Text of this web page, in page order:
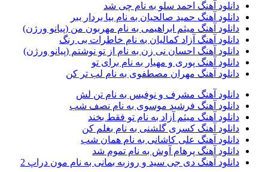
آرش AP و مسیح
29
آرش آج1
آرش آرام1
آرش ای پی2
آرش تشکری1
آرش جلالی و آقا فرا1
آرش حسینی1
آرش خان احمدی
آرش داوری1
آرش رادان1
آرش رستمى1
آرش شعبانی2
آرش عزیزی1
آرش عنقا1
آرش فرخزاد1
دانلود آهنگ احمد سلو به نام چی شد
دانلود آهنگ حمید صالحیان به نام بیا بردار ببر
دانلود آهنگ میثم ابراهیمی به نام مهربون من (پیانو ورژن)
دانلود آهنگ آزاد کمالیان به نام خاطرات بی رنگ
دانلود آهنگ احسان نی زن به نام از تو نوشتم (پیانو ورژن)
دانلود آهنگ پوری و مهیار به نام برای تو
دانلود آهنگ مهران مصطفوی به نام لب تر کن
دانلود آهنگ مشرف و نوفیس به نام تن لش
دانلود آهنگ فرشید موسوی به نام نصف شب
دانلود آهنگ میثم آزاد به نام تو فقط بخند
دانلود آهنگ کسری گلشنی به نام بغلم کن
دانلود آهنگ علی کاشانی به نام همان شب
دانلود آهنگ پرهام آوش به نام تموم شد
دانلود آهنگ دی جی سید و روزبه بمانی به نام مون دراپ 2